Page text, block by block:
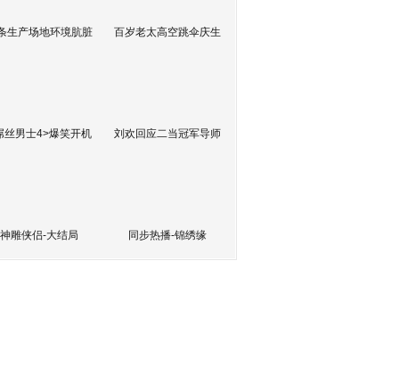
生产场地环境肮脏 百岁老太高空跳伞庆生
丝男士4>爆笑开机 刘欢回应二当冠军导师
神雕侠侣-大结局 同步热播-锦绣缘